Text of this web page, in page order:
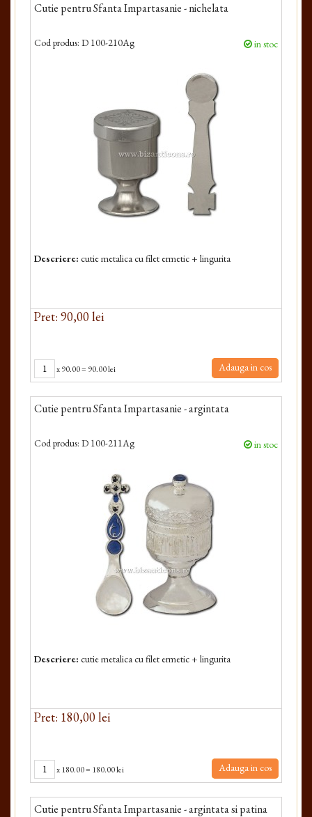
Cutie pentru Sfanta Impartasanie - nichelata
Cod produs: D 100-210Ag in stoc
Descriere: cutie metalica cu filet ermetic + lingurita
Pret: 90,00 lei
x90.00= 90.00 lei Adauga in cos
Cutie pentru Sfanta Impartasanie - argintata
Cod produs: D 100-211Ag in stoc
Descriere: cutie metalica cu filet ermetic + lingurita
Pret: 180,00 lei
x180.00= 180.00 lei Adauga in cos
Cutie pentru Sfanta Impartasanie - argintata si patina